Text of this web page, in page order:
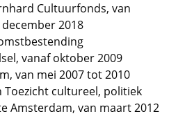
Cultuurfonds, van
2018
vanaf oktober 2009
van mei 2007 tot 2010
Toezicht cultureel, politiek
Amsterdam, van maart 2012